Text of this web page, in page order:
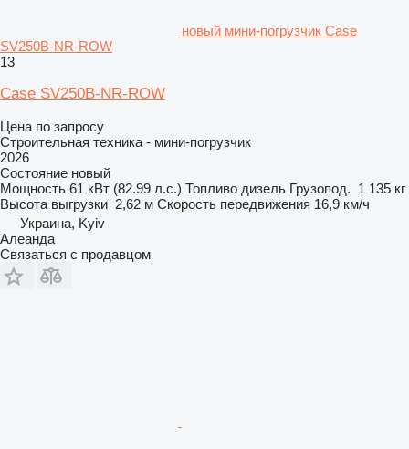
новый мини-погрузчик Case
SV250B-NR-ROW
13
Case SV250B-NR-ROW
Цена по запросу
Строительная техника - мини-погрузчик
2026
Состояние новый
Мощность 61 кВт (82.99 л.с.) Топливо дизель Грузопод. 1 135 кг
Высота выгрузки 2,62 м Скорость передвижения 16,9 км/ч
Украина, Kyiv
Алеанда
Связаться с продавцом